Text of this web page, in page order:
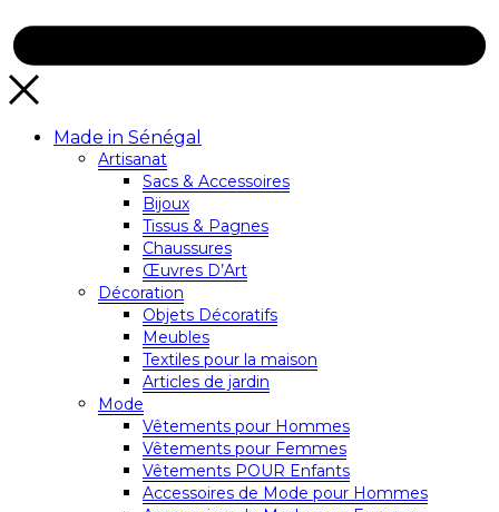
Made in Sénégal
Artisanat
Sacs & Accessoires
Bijoux
Tissus & Pagnes
Chaussures
Œuvres D’Art
Décoration
Objets Décoratifs
Meubles
Textiles pour la maison
Articles de jardin
Mode
Vêtements pour Hommes
Vêtements pour Femmes
Vêtements POUR Enfants
Accessoires de Mode pour Hommes